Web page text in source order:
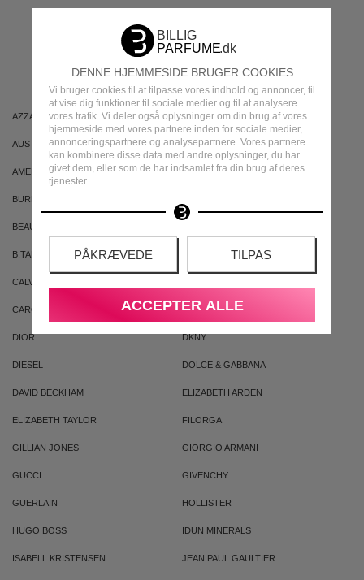
DENNE HJEMMESIDE BRUGER COOKIES
Vi bruger cookies til at tilpasse vores indhold og annoncer, til
at vise dig funktioner til sociale medier og til at analysere
vores trafik. Vi deler også oplysninger om din brug af vores
hjemmeside med vores partnere inden for sociale medier,
annonceringspartnere og analysepartnere. Vores partnere
kan kombinere disse data med andre oplysninger, du har
givet dem, eller som de har indsamlet fra din brug af deres
tjenester.
PÅKRÆVEDE TILPAS
ACCEPTER ALLE
MEST POPULÆRE
MÆRKER
AZZARO ARIANA GRANDE
AUSTRALIAN GOLD AUSTRALIAN BODYCARE
AMERICAN CREW ARMAF
BURBERRY
BEAUTE PACIFIQUE
B.TAN BRUNO BANANI
CALVIN KLEIN
CAROLINA HERRERA CLEAN
DIOR DKNY
DIESEL DOLCE & GABBANA
DAVID BECKHAM ELIZABETH ARDEN
ELIZABETH TAYLOR FILORGA
GILLIAN JONES GIORGIO ARMANI
GUCCI GIVENCHY
GUERLAIN HOLLISTER
HUGO BOSS IDUN MINERALS
ISABELL KRISTENSEN JEAN PAUL GAULTIER